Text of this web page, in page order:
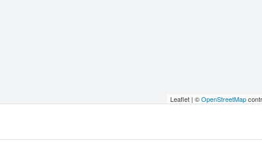
Leaflet | ©OpenStreetMap